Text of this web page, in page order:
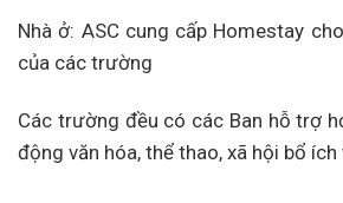
Nhà ở: ASC cung cấp Homestay
của các trường
Các trường đều có các Ban hỗ trợ
động văn hóa, thể thao, xã hội bổ ích